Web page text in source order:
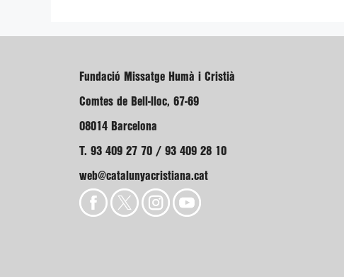
Fundació Missatge Humà i Cristià
Comtes de Bell-lloc, 67-69
08014 Barcelona
T. 93 409 27 70 / 93 409 28 10
web@catalunyacristiana.cat